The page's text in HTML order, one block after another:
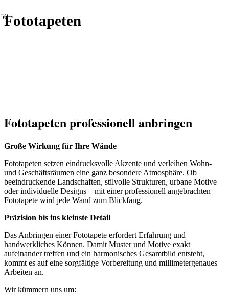
Fototapeten
Fototapeten professionell anbringen
Große Wirkung für Ihre Wände
Fototapeten setzen eindrucksvolle Akzente und verleihen Wohn-
und Geschäftsräumen eine ganz besondere Atmosphäre. Ob
beeindruckende Landschaften, stilvolle Strukturen, urbane Motive
oder individuelle Designs – mit einer professionell angebrachten
Fototapete wird jede Wand zum Blickfang.
Präzision bis ins kleinste Detail
Das Anbringen einer Fototapete erfordert Erfahrung und
handwerkliches Können. Damit Muster und Motive exakt
aufeinander treffen und ein harmonisches Gesamtbild entsteht,
kommt es auf eine sorgfältige Vorbereitung und millimetergenaues
Arbeiten an.
Wir kümmern uns um: